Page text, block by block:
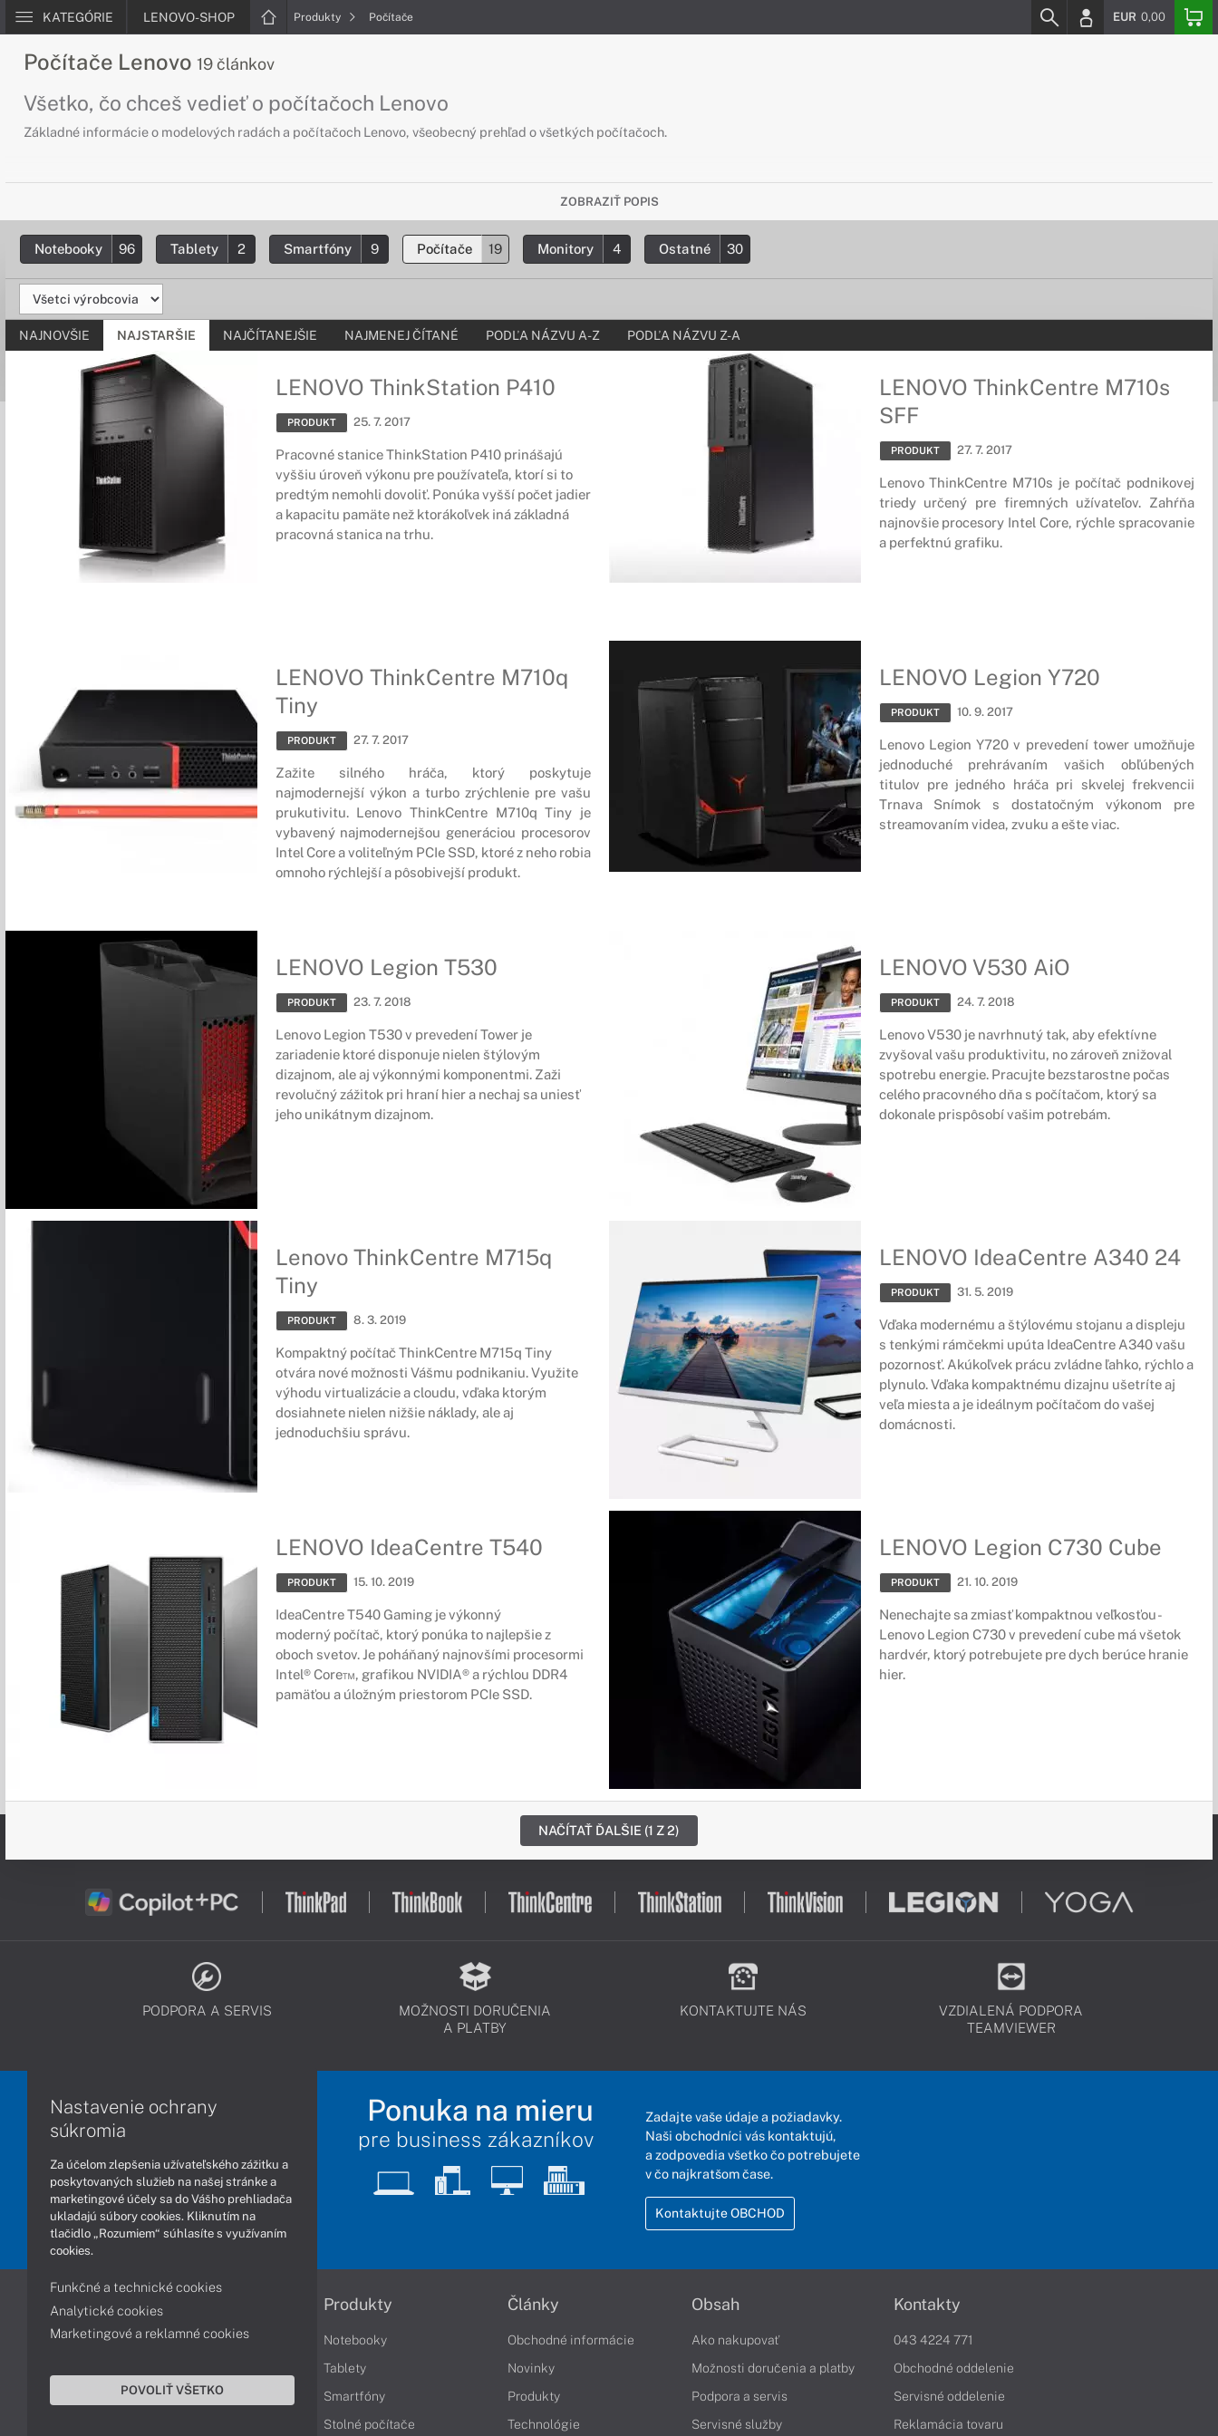
KATEGÓRIE LENOVO-SHOP Produkty Počítače EUR 0,00
Počítače Lenovo 19 článkov
Všetko, čo chceš vedieť o počítačoch Lenovo
Základné informácie o modelových radách a počítačoch Lenovo, všeobecný prehľad o všetkých počítačoch.
ZOBRAZIŤ POPIS
Notebooky 96 Tablety 2 Smartfóny 9 Počítače 19 Monitory 4 Ostatné 30
NAJNOVŠIE NAJSTARŠIE NAJČÍTANEJŠIE NAJMENEJ ČÍTANÉ PODĽA NÁZVU A-Z PODĽA NÁZVU Z-A
LENOVO ThinkStation P410
PRODUKT 25. 7. 2017
Pracovné stanice ThinkStation P410 prinášajú
vyššiu úroveň výkonu pre používateľa, ktorí si to
predtým nemohli dovoliť. Ponúka vyšší počet jadier
a kapacitu pamäte než ktorákoľvek iná základná
pracovná stanica na trhu.
LENOVO ThinkCentre M710s
SFF
PRODUKT 27. 7. 2017
Lenovo ThinkCentre M710s je počítač podnikovej
triedy určený pre firemných užívateľov. Zahŕňa
najnovšie procesory Intel Core, rýchle spracovanie
a perfektnú grafiku.
LENOVO ThinkCentre M710q
Tiny
PRODUKT 27. 7. 2017
Zažite silného hráča, ktorý poskytuje
najmodernejší výkon a turbo zrýchlenie pre vašu
prukutivitu. Lenovo ThinkCentre M710q Tiny je
vybavený najmodernejšou generáciou procesorov
Intel Core a voliteľným PCIe SSD, ktoré z neho robia
omnoho rýchlejší a pôsobivejší produkt.
LENOVO Legion Y720
PRODUKT 10. 9. 2017
Lenovo Legion Y720 v prevedení tower umožňuje
jednoduché prehrávaním vašich obľúbených
titulov pre jedného hráča pri skvelej frekvencii
Trnava Snímok s dostatočným výkonom pre
streamovaním videa, zvuku a ešte viac.
LENOVO Legion T530
PRODUKT 23. 7. 2018
Lenovo Legion T530 v prevedení Tower je
zariadenie ktoré disponuje nielen štýlovým
dizajnom, ale aj výkonnými komponentmi. Zaži
revolučný zážitok pri hraní hier a nechaj sa uniesť
jeho unikátnym dizajnom.
LENOVO V530 AiO
PRODUKT 24. 7. 2018
Lenovo V530 je navrhnutý tak, aby efektívne
zvyšoval vašu produktivitu, no zároveň znižoval
spotrebu energie. Pracujte bezstarostne počas
celého pracovného dňa s počítačom, ktorý sa
dokonale prispôsobí vašim potrebám.
Lenovo ThinkCentre M715q
Tiny
PRODUKT 8. 3. 2019
Kompaktný počítač ThinkCentre M715q Tiny
otvára nové možnosti Vášmu podnikaniu. Využite
výhodu virtualizácie a cloudu, vďaka ktorým
dosiahnete nielen nižšie náklady, ale aj
jednoduchšiu správu.
LENOVO IdeaCentre A340 24
PRODUKT 31. 5. 2019
Vďaka modernému a štýlovému stojanu a displeju
s tenkými rámčekmi upúta IdeaCentre A340 vašu
pozornosť. Akúkoľvek prácu zvládne ľahko, rýchlo a
plynulo. Vďaka kompaktnému dizajnu ušetríte aj
veľa miesta a je ideálnym počítačom do vašej
domácnosti.
LENOVO IdeaCentre T540
PRODUKT 15. 10. 2019
IdeaCentre T540 Gaming je výkonný
moderný počítač, ktorý ponúka to najlepšie z
oboch svetov. Je poháňaný najnovšími procesormi
Intel® Core™, grafikou NVIDIA® a rýchlou DDR4
pamäťou a úložným priestorom PCIe SSD.
LENOVO Legion C730 Cube
PRODUKT 21. 10. 2019
Nenechajte sa zmiasť kompaktnou veľkosťou -
Lenovo Legion C730 v prevedení cube má všetok
hardvér, ktorý potrebujete pre dych berúce hranie
hier.
NAČÍTAŤ ĎALŠIE (1 Z 2)
PODPORA A SERVIS
MOŽNOSTI DORUČENIA
A PLATBY
KONTAKTUJTE NÁS
VZDIALENÁ PODPORA
TEAMVIEWER
Ponuka na mieru
pre business zákazníkov
Zadajte vaše údaje a požiadavky.
Naši obchodníci vás kontaktujú,
a zodpovedia všetko čo potrebujete
v čo najkratšom čase.
Kontaktujte OBCHOD
Informácie
Obchodné podmienky
Ochrana osobných údajov
Produkty
Notebooky
Tablety
Smartfóny
Stolné počítače
Články
Obchodné informácie
Novinky
Produkty
Technológie
Obsah
Ako nakupovať
Možnosti doručenia a platby
Podpora a servis
Servisné služby
Kontakty
043 4224 771
Obchodné oddelenie
Servisné oddelenie
Reklamácia tovaru
Nastavenie ochrany
súkromia
Za účelom zlepšenia užívateľského zážitku a
poskytovaných služieb na našej stránke a
marketingové účely sa do Vášho prehliadača
ukladajú súbory cookies. Kliknutím na
tlačidlo „Rozumiem“ súhlasíte s využívaním
cookies.
Funkčné a technické cookies
Analytické cookies
Marketingové a reklamné cookies
POVOLIŤ VŠETKO